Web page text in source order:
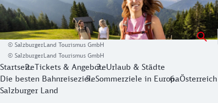
Das Salzburger Land mit einer Gesamtfläche von 7.156
Mit 18 täglichen Direktverbindungen im Fernverkehr der
© SalzburgerLand Tourismus GmbH
© SalzburgerLand Tourismus GmbH
StartseiteTickets & AngeboteUrlaub & Städte
Die besten BahnreisezieleSommerziele in EuropaÖsterreich
Salzburger Land